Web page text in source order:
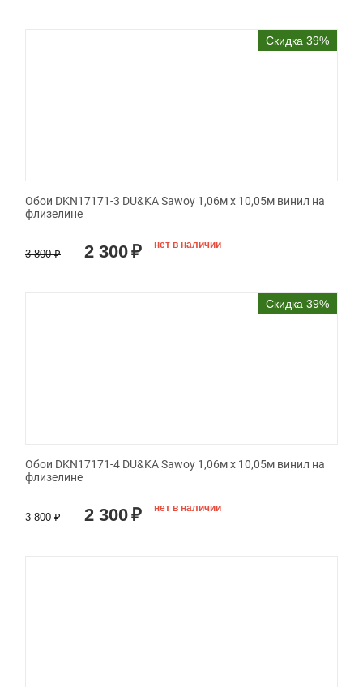
Скидка 39%
Обои DKN17171-3 DU&KA Sawoy 1,06м х 10,05м винил на
флизелине
3 800 ₽ 2 300₽ нет в наличии
Скидка 39%
Обои DKN17171-4 DU&KA Sawoy 1,06м х 10,05м винил на
флизелине
3 800 ₽ 2 300₽ нет в наличии